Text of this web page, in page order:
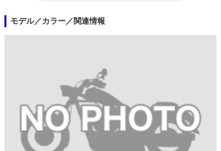
モデル／カラー／関連情報